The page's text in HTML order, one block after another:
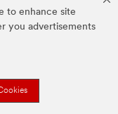
to enhance site
you advertisements
商標